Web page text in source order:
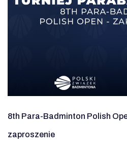
8th Para-Badminton Polish
zaproszenie